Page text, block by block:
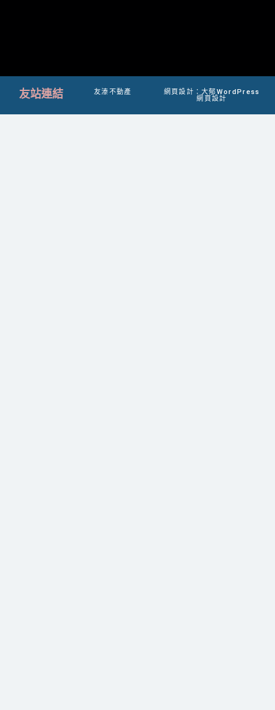
友站連結 友溙不動產
網頁設計：大郁WordPress
網頁設計